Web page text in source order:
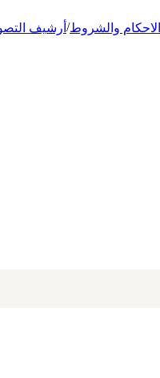
الاحكام والشروط/ أرشيف